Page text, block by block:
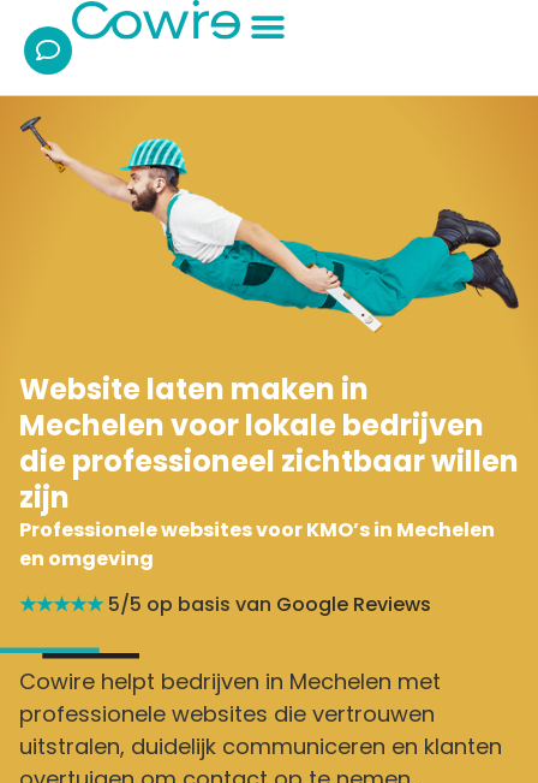
Website laten maken in
Mechelen voor lokale bedrijven
die professioneel zichtbaar willen
zijn
Professionele websites voor KMO’s in Mechelen
en omgeving
★★★★★5/5 op basis van Google Reviews
Cowire helpt bedrijven in Mechelen met
professionele websites die vertrouwen
uitstralen, duidelijk communiceren en klanten